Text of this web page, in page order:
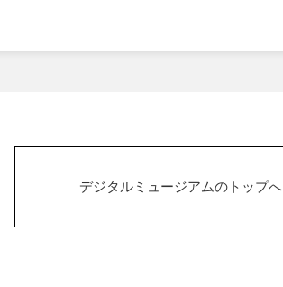
デジタルミュージアムのトップへ